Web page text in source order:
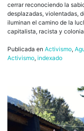
cerrar reconociendo la
desplazadas, violentadas,
iluminan el camino de la
capitalista, racista y
Publicada en Activismo,
Activismo, indexado